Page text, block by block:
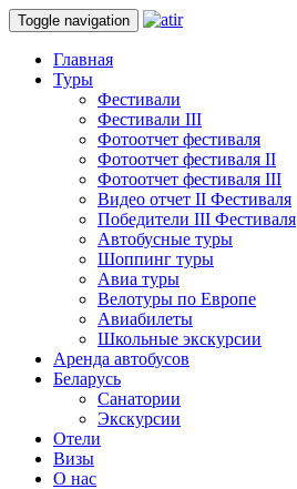
Toggle navigation
Главная
Туры
Фестивали
Фестивали III
Фотоотчет фестиваля
Фотоотчет фестиваля II
Фотоотчет фестиваля III
Видео отчет II Фестиваля
Победители III Фестиваля
Автобусные туры
Шоппинг туры
Авиа туры
Велотуры по Европе
Авиабилеты
Школьные экскурсии
Аренда автобусов
Беларусь
Санатории
Экскурсии
Отели
Визы
О нас